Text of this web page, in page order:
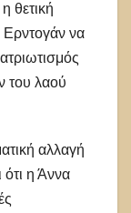
θετική
Ερντογάν να
του λαού
αλλαγή
ότι η Άννα